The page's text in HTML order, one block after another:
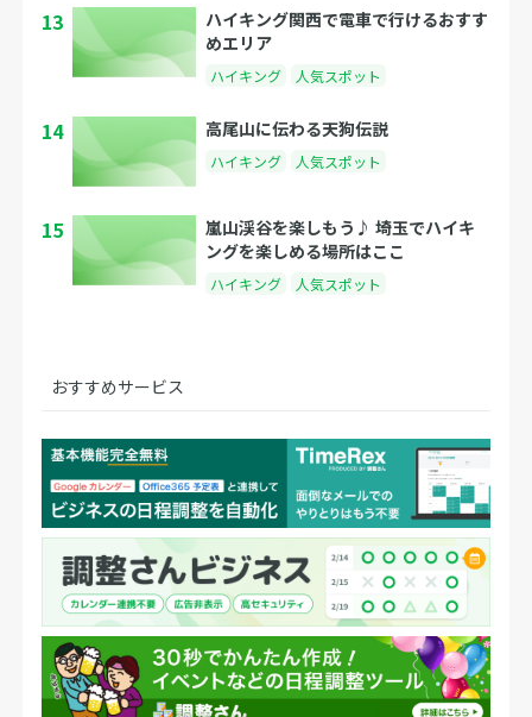
13
ハイキング関西で電車で行けるおすす
めエリア
ハイキング 人気スポット
14 高尾山に伝わる天狗伝説
ハイキング 人気スポット
15
嵐山渓谷を楽しもう♪ 埼玉でハイキ
ングを楽しめる場所はここ
ハイキング 人気スポット
おすすめサービス